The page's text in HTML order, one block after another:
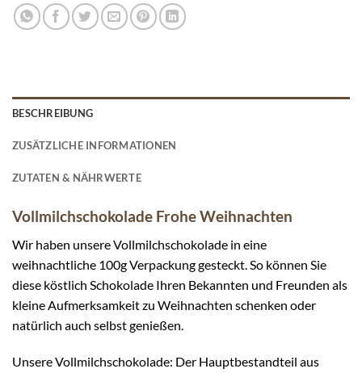
BESCHREIBUNG
ZUSÄTZLICHE INFORMATIONEN
ZUTATEN & NÄHRWERTE
Vollmilchschokolade Frohe Weihnachten
Wir haben unsere Vollmilchschokolade in eine
weihnachtliche 100g Verpackung gesteckt. So können Sie
diese köstlich Schokolade Ihren Bekannten und Freunden als
kleine Aufmerksamkeit zu Weihnachten schenken oder
natürlich auch selbst genießen.
Unsere Vollmilchschokolade: Der Hauptbestandteil aus